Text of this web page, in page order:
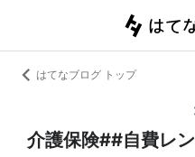
はてなブログ トップ
介護保険##自費レ